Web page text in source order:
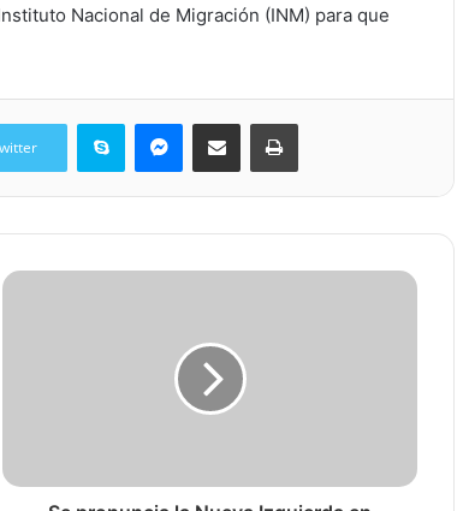
Nacional de Migración (INM) para que
Skype Messenger
Share via Email Print